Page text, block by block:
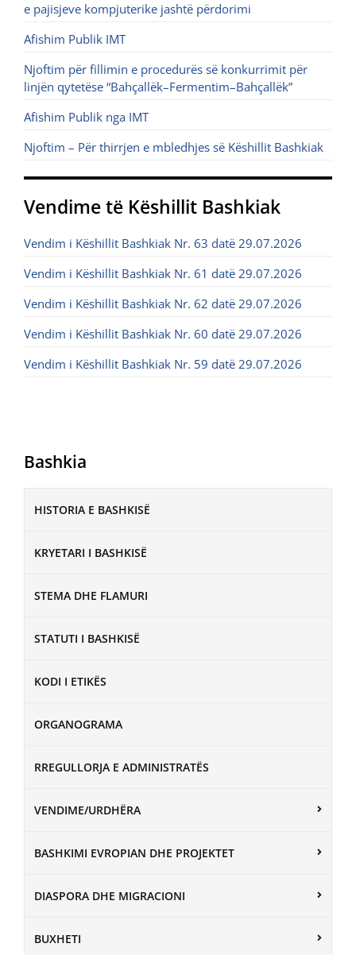
Bashkia
HISTORIA E BASHKISË
KRYETARI I BASHKISË
STEMA DHE FLAMURI
STATUTI I BASHKISË
KODI I ETIKËS
ORGANOGRAMA
RREGULLORJA E ADMINISTRATËS
VENDIME/URDHËRA
BASHKIMI EVROPIAN DHE PROJEKTET
DIASPORA DHE MIGRACIONI
BUXHETI
e pajisjeve kompjuterike jashtë përdorimi
Afishim Publik IMT
Njoftim për fillimin e procedurës së konkurrimit për
linjën qytetëse “Bahçallëk–Fermentim–Bahçallëk”
Afishim Publik nga IMT
Njoftim – Për thirrjen e mbledhjes së Këshillit Bashkiak
Vendime të Këshillit Bashkiak
Vendim i Këshillit Bashkiak Nr. 63 datë 29.07.2026
Vendim i Këshillit Bashkiak Nr. 61 datë 29.07.2026
Vendim i Këshillit Bashkiak Nr. 62 datë 29.07.2026
Vendim i Këshillit Bashkiak Nr. 60 datë 29.07.2026
Vendim i Këshillit Bashkiak Nr. 59 datë 29.07.2026